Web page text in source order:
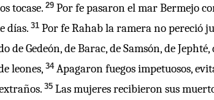
tocase. 29 Por fe pasaron el mar Bermejo
días. 31 Por fe Rahab la ramera no pereció
Gedeón, de Barac, de Samsón, de
leones, 34 Apagaron fuegos impetuosos,
35 Las mujeres recibieron sus